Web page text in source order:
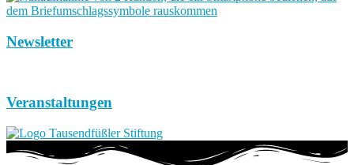
Newsletter
Veranstaltungen